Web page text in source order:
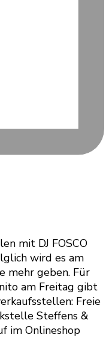
mit DJ FOSCO
wird es am
mehr geben. Für
am Freitag gibt
Freie
Steffens &
im Onlineshop